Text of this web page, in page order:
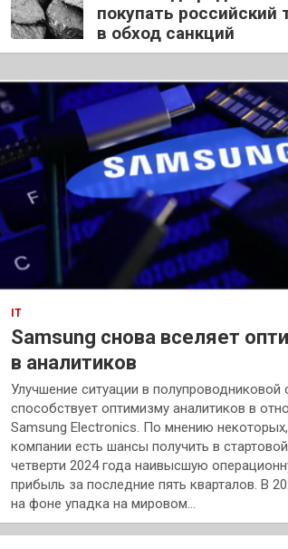
покупать российский
в обход санкций
IT
Samsung снова вселяет
в аналитиков
Улучшение ситуации в полупроводниковой
способствует оптимизму аналитиков в
Samsung Electronics. По мнению
компании есть шансы получить в стартовой
четверти 2024 года наивысшую
прибыль за последние пять кварталов. В
на фоне упадка на мировом…